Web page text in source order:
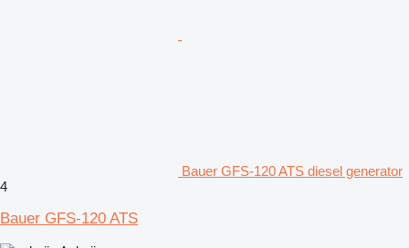
Bauer GFS-120 ATS diesel generator
4
Bauer GFS-120 ATS